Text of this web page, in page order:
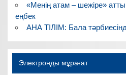
«Менің атам – шежіре»
еңбек
АНА ТІЛІМ: Бала
Электронды мұрағат